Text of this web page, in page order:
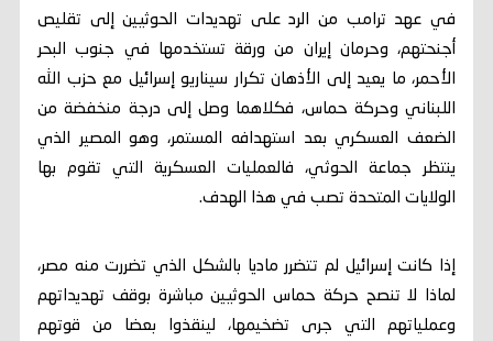
في عهد ترامب من الرد على تهديدات الحوثيين إلى تقليص
أجنحتهم، وحرمان إيران من ورقة تستخدمها في جنوب البحر
الأحمر، ما يعيد إلى الأذهان تكرار سيناريو إسرائيل مع حزب الله
اللبناني وحركة حماس، فكلاهما وصل إلى درجة منخفضة من
الضعف العسكري بعد استهدافه المستمر، وهو المصير الذي
ينتظر جماعة الحوثي، فالعمليات العسكرية التي تقوم بها
الولايات المتحدة تصب في هذا الهدف.
إذا كانت إسرائيل لم تتضرر ماديا بالشكل الذي تضررت منه مصر،
لماذا لا تنصح حركة حماس الحوثيين مباشرة بوقف تهديداتهم
وعملياتهم التي جرى تضخيمها، لينقذوا بعضا من قوتهم